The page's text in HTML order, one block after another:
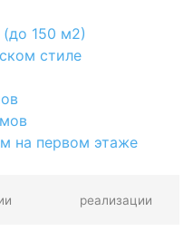
150 м2)
стиле
на первом этаже
реализации